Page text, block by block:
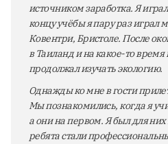
источником заработка. Я
концу учёбы я пару раз играл
Ковентри, Бристоле. После
в Таиланд и на какое-то время
продолжал изучать экологию.
Однажды ко мне в гости
Мы познакомились, когда я
а они на первом. Я был для
ребята стали